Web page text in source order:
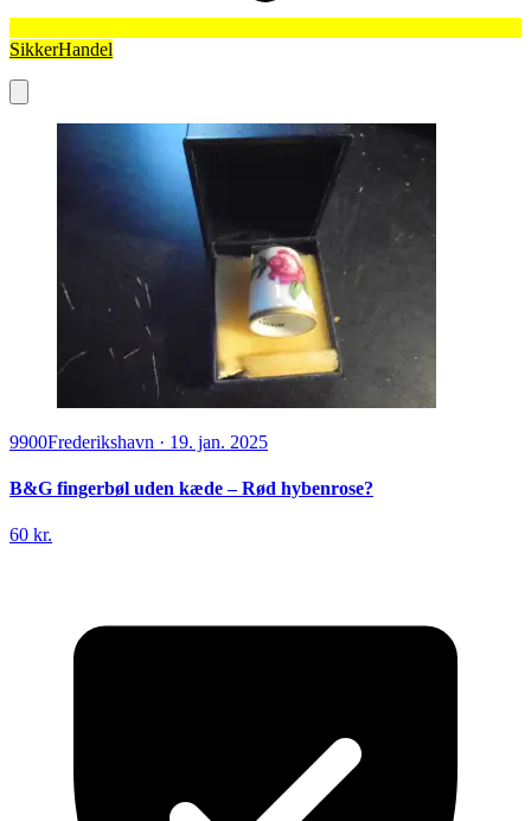
SikkerHandel
9900Frederikshavn · 19. jan. 2025
B&G fingerbøl uden kæde – Rød hybenrose?
60 kr.